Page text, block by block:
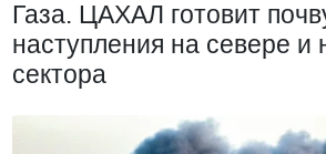
Газа. ЦАХАЛ готовит
наступления на севере и
сектора